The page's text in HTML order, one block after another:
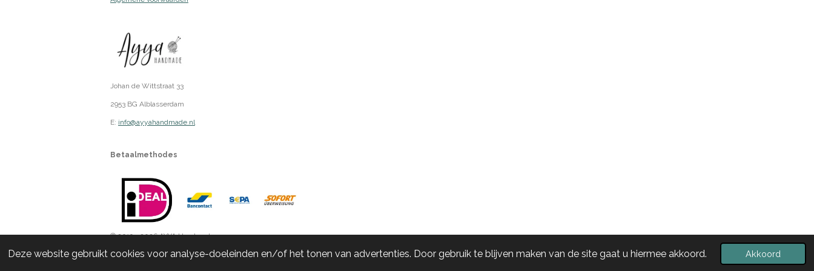
Deze website gebruikt cookies voor analyse-doeleinden en/of het tonen van advertenties. Door gebruik te blijven maken van de site gaat u hiermee akkoord. Akkoord
Johan de Wittstraat 33
2953 BG Alblasserdam
E: info@ayyahandmade.nl
Betaalmethodes
© 2019 - 2026 AYYA Handmade